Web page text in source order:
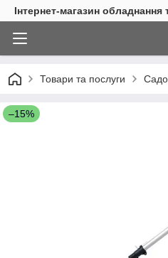
Інтернет-магазин обладнання
Товари та послуги
–15%